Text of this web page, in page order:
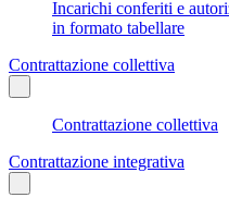
Incarichi conferiti e
in formato tabellare
Contrattazione collettiva
Contrattazione collettiva
Contrattazione integrativa